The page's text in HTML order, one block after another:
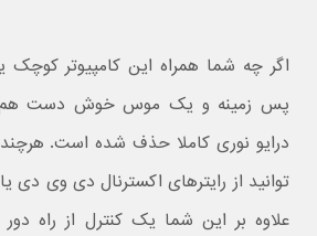
اگر چه شما همراه این کامپیوتر
پس زمینه و یک موس خوش دست هم در
درایو نوری کاملا حذف شده است.
توانید از رایترهای اکسترنال دی وی دی یا
علاوه بر این شما یک کنترل از راه دور